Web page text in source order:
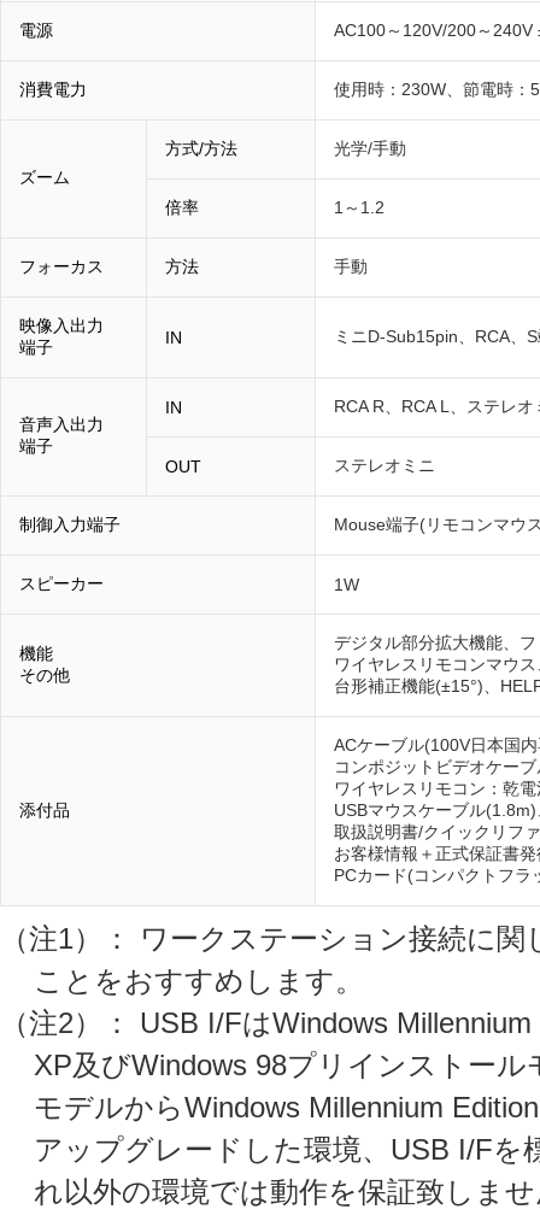
電源 AC100～120V/200～240V
消費電力 使用時：230W、節電時：
ズーム
方式/方法 光学/手動
倍率 1～1.2
フォーカス 方法 手動
映像入出力
端子
IN ミニD-Sub15pin、RCA、
音声入出力
端子
IN RCA R、RCA L、ステレオ
OUT ステレオミニ
制御入力端子 Mouse端子(リモコンマウ
スピーカー 1W
機能
その他
デジタル部分拡大機能、
ワイヤレスリモコンマウ
台形補正機能(±15°)、
添付品
ACケーブル(100V日本国
コンポジットビデオケー
ワイヤレスリモコン：乾
USBマウスケーブル
取扱説明書/クイックリフ
お客様情報＋正式保証書
PCカード(コンパクトフラ
（注1）： ワークステーション接続に
ことをおすすめします。
（注2）： USB I/FはWindows
XP及びWindows 98プリインストー
モデルからWindows Millennium
アップグレードした環境、USB I/Fを
れ以外の環境では動作を保証致しま